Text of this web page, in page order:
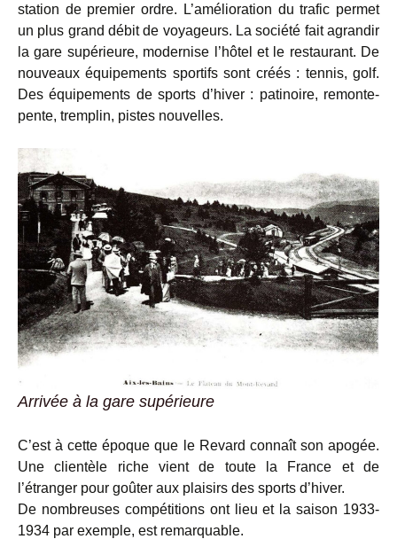
station de premier ordre. L’amélioration du trafic permet
un plus grand débit de voyageurs. La société fait agrandir
la gare supérieure, modernise l’hôtel et le restaurant. De
nouveaux équipements sportifs sont créés : tennis, golf.
Des équipements de sports d’hiver : patinoire, remonte-
pente, tremplin, pistes nouvelles.
Arrivée à la gare supérieure
C’est à cette époque que le Revard connaît son apogée.
Une clientèle riche vient de toute la France et de
l’étranger pour goûter aux plaisirs des sports d’hiver.
De nombreuses compétitions ont lieu et la saison 1933-
1934 par exemple, est remarquable.